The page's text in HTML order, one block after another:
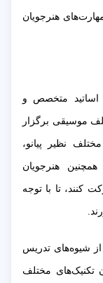
هنرجویان
اساتید متخصص و
موسیقی برگزار
نظیر پیانو،
هنرجویان
کنند، تا با توجه
از شیوه‌های تدریس
تکنیک‌های مختلف